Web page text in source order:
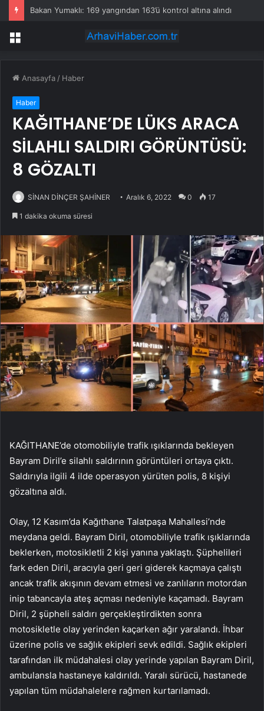
Bakan Yumaklı: 169 yangından 163’ü kontrol altına alındı
Menü
Anasayfa / Haber
Haber
KAĞITHANE’DE LÜKS ARACA
SİLAHLI SALDIRI GÖRÜNTÜSÜ:
8 GÖZALTI
SİNAN DİNÇER ŞAHİNER Aralık 6, 2022 0 17
1 dakika okuma süresi
KAĞITHANE’de otomobiliyle trafik ışıklarında bekleyen
Bayram Diril’e silahlı saldırının görüntüleri ortaya çıktı.
Saldırıyla ilgili 4 ilde operasyon yürüten polis, 8 kişiyi
gözaltına aldı.
Olay, 12 Kasım’da Kağıthane Talatpaşa Mahallesi’nde
meydana geldi. Bayram Diril, otomobiliyle trafik ışıklarında
beklerken, motosikletli 2 kişi yanına yaklaştı. Şüphelileri
fark eden Diril, aracıyla geri geri giderek kaçmaya çalıştı
ancak trafik akışının devam etmesi ve zanlıların motordan
inip tabancayla ateş açması nedeniyle kaçamadı. Bayram
Diril, 2 şüpheli saldırı gerçekleştirdikten sonra
motosikletle olay yerinden kaçarken ağır yaralandı. İhbar
üzerine polis ve sağlık ekipleri sevk edildi. Sağlık ekipleri
tarafından ilk müdahalesi olay yerinde yapılan Bayram Diril,
ambulansla hastaneye kaldırıldı. Yaralı sürücü, hastanede
yapılan tüm müdahalelere rağmen kurtarılamadı.